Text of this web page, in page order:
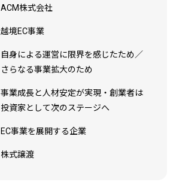
ACM株式会社
越境EC事業
自身による運営に限界を感じたため／
さらなる事業拡大のため
事業成長と人材安定が実現・創業者は
投資家として次のステージへ
EC事業を展開する企業
株式譲渡